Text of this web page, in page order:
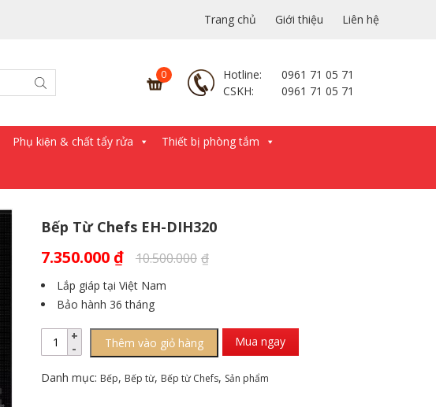
Trang chủ Giới thiệu Liên hệ
Hotline:
0961 71 05 71
CSKH:
0961 71 05 71
Phụ kiện & chất tẩy rửa Thiết bị phòng tắm
Bếp Từ Chefs EH-DIH320
7.350.000 ₫ 10.500.000 ₫
Lắp giáp tại Việt Nam
Bảo hành 36 tháng
Thêm vào giỏ hàng Mua ngay
Danh mục: Bếp, Bếp từ, Bếp từ Chefs, Sản phẩm